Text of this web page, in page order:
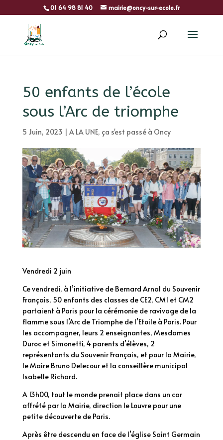
01 64 98 81 40 mairie@oncy-sur-ecole.fr
50 enfants de l’école
sous l’Arc de triomphe
5 Juin, 2023 | A LA UNE, ça s'est passé à Oncy
Vendredi 2 juin
Ce vendredi, à l’initiative de Bernard Arnal du Souvenir
Français, 50 enfants des classes de CE2, CM1 et CM2
partaient à Paris pour la cérémonie de ravivage de la
flamme sous l’Arc de Triomphe de l’Etoile à Paris. Pour
les accompagner, leurs 2 enseignantes, Mesdames
Duroc et Simonetti, 4 parents d’élèves, 2
représentants du Souvenir Français, et pour la Mairie,
le Maire Bruno Delecour et la conseillère municipal
Isabelle Richard.
A 13h00, tout le monde prenait place dans un car
affrété par la Mairie, direction le Louvre pour une
petite découverte de Paris.
Après être descendu en face de l’église Saint Germain